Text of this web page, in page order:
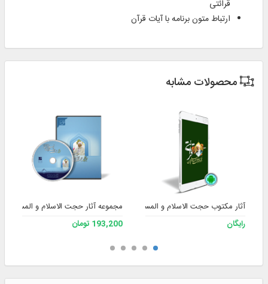
قرائتی
ارتباط متون برنامه با آیات قرآن
محصولات مشابه
آثار مکتوب حجت الاسلام و المسلمین قرائتی (Android)
رایگان
مجموعه آثار حجت الاسلام و المسلمین
193,200 تومان